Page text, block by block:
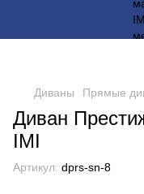
Диваны Прямые
Диван
IMI
Артикул: dprs-sn-8